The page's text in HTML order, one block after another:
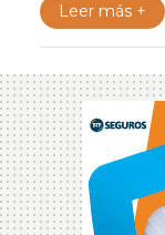
Leer más +